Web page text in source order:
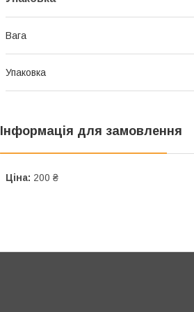
Вага
Упаковка
Інформація для замовлення
Ціна: 200 ₴